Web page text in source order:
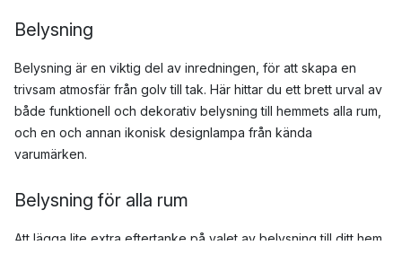
Belysning
Belysning är en viktig del av inredningen, för att skapa en
trivsam atmosfär från golv till tak. Här hittar du ett brett urval av
både funktionell och dekorativ belysning till hemmets alla rum,
och en och annan ikonisk designlampa från kända
varumärken.
Belysning för alla rum
Att lägga lite extra eftertanke på valet av belysning till ditt hem